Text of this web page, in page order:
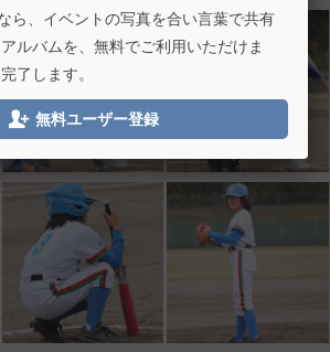
ら、イベントの写真を合い言葉で共有
ルバムを、無料でご利用いただけま
了します。
 無料ユーザー登録